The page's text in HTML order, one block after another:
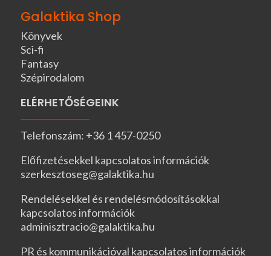
Galaktika Shop
Könyvek
Sci-fi
Fantasy
Szépirodalom
ELÉRHETŐSÉGEINK
Telefonszám: +36 1 457-0250
Előfizetésekkel kapcsolatos információk
szerkesztoseg@galaktika.hu
Rendelésekkel és rendelésmódosításokkal
kapcsolatos információk
adminisztracio@galaktika.hu
PR és kommunikációval kapcsolatos információk